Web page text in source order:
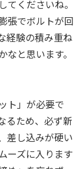
くださいね。
張でボルトが回
経験の積み重ね
と思います。
ト」が必要で
るため、必ず新
差し込みが硬い
ーズに入ります